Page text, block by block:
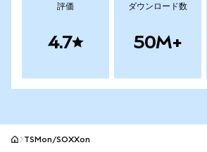
評価
4.7
ダウンロード数
50M+
TSMon/SOXXon